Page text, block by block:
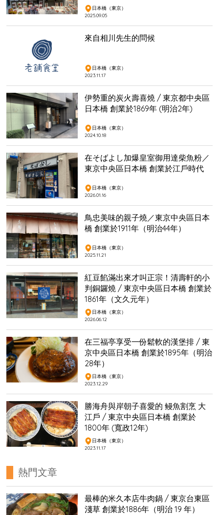
日本橋（東京）
2025.09.05
來自相川先生的問候
日本橋（東京）
2023.11.17
伊勢重的炭火壽喜燒 / 東京都中央區
日本橋 創業於1869年 (明治2年)
日本橋（東京）
2024.10.18
在そばよし加爆皇室御用達柴魚粉／
東京中央區日本橋 創業於江戶時代
日本橋（東京）
2026.01.16
鳥忠美味的親子燒／東京中央區日本
橋 創業於1911年（明治44年）
日本橋（東京）
2025.11.21
紅豆餡滿出來才叫正宗！清壽軒的小
判銅鑼燒 / 東京中央區日本橋 創業於
1861年（文久元年）
日本橋（東京）
2026.06.12
在三福亭享受一份鬆軟的漢堡排 / 東
京中央區日本橋 創業於1895年（明治
28年）
日本橋（東京）
2023.12.29
勝海舟與岸朝子喜愛的 鳗魚割烹 大
江戶 / 東京中央區日本橋 創業於
1800年 (寬政12年)
日本橋（東京）
2023.11.17
熱門文章
最棒的米久本店牛肉鍋 / 東京台東區
淺草 創業於1886年（明治 19 年）